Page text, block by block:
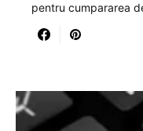
pentru cumpararea